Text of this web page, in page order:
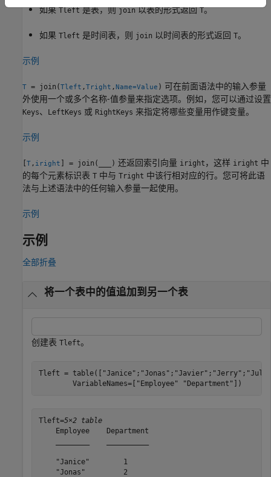
如果Tleft是表，则join以表的形式返回T。
如果 Tleft 是时间表，则 join 以时间表的形式返回 T。
示例
T = join(Tleft ,Tright ,Name=Value ) 可在前面语法中的输入参量
外使用一个或多个名称-值参量来指定选项。例如，您可以通过设置
Keys、 LeftKeys 或 RightKeys 来指定将哪些变量用作键变量。
示例
[T , iright ] = join( ) 还返回索引向量 iright ，这样 iright 中
的每个元素标识表 T 中与 Tright 中该行相对应的行。您可将此语
法与上述语法中的任何输入参量一起使用。
示例
示例
全部折叠
将一个表中的值追加到另一个表
创建表 Tleft。
Tleft = table([ "Janice" ; "Jonas" ; "Javier" ; "Jerry" ;
        VariableNames=[
"Employee" "Department" ])
Tleft=5×2 table
    Employee    Department
    "Janice"        1
    "Jonas"         2